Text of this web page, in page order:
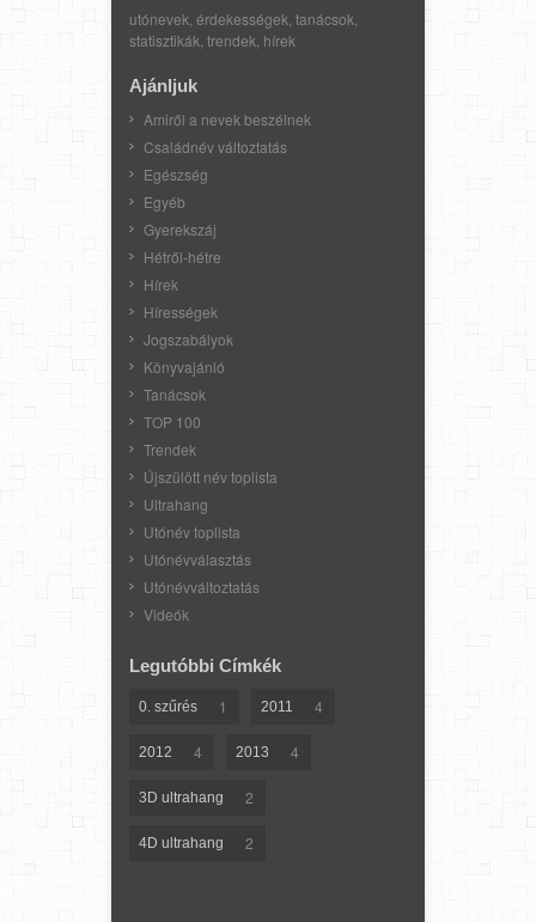
utónevek, érdekességek, tanácsok,
statisztikák, trendek, hírek
Ajánljuk
Amiről a nevek beszélnek
Családnév változtatás
Egészség
Egyéb
Gyerekszáj
Hétről-hétre
Hírek
Hírességek
Jogszabályok
Könyvajánló
Tanácsok
TOP 100
Trendek
Újszülött név toplista
Ultrahang
Utónév toplista
Utónévválasztás
Utónévváltoztatás
Videók
Legutóbbi Címkék
0. szűrés 1 2011 4
2012 4 2013 4
3D ultrahang 2
4D ultrahang 2